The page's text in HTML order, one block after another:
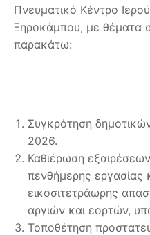
Πνευματικό Κέντρο
Ξηροκάμπου, με θέματα
παρακάτω:
Συγκρότηση
2026.
Καθιέρωση
πενθήμερης εργασίας
εικοσιτετράωρης
αργιών και εορτών,
Τοποθέτηση